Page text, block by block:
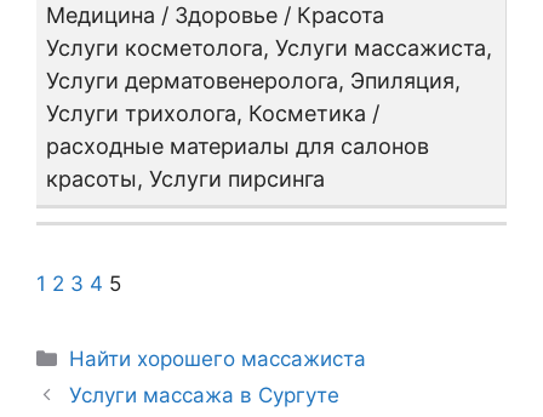
Медицина / Здоровье / Красота
Услуги косметолога, Услуги массажиста,
Услуги дерматовенеролога, Эпиляция,
Услуги трихолога, Косметика /
расходные материалы для салонов
красоты, Услуги пирсинга
1 2 3 4 5
Рубрики
Hайти хорошего массажиста
Услуги массажа в Сургуте